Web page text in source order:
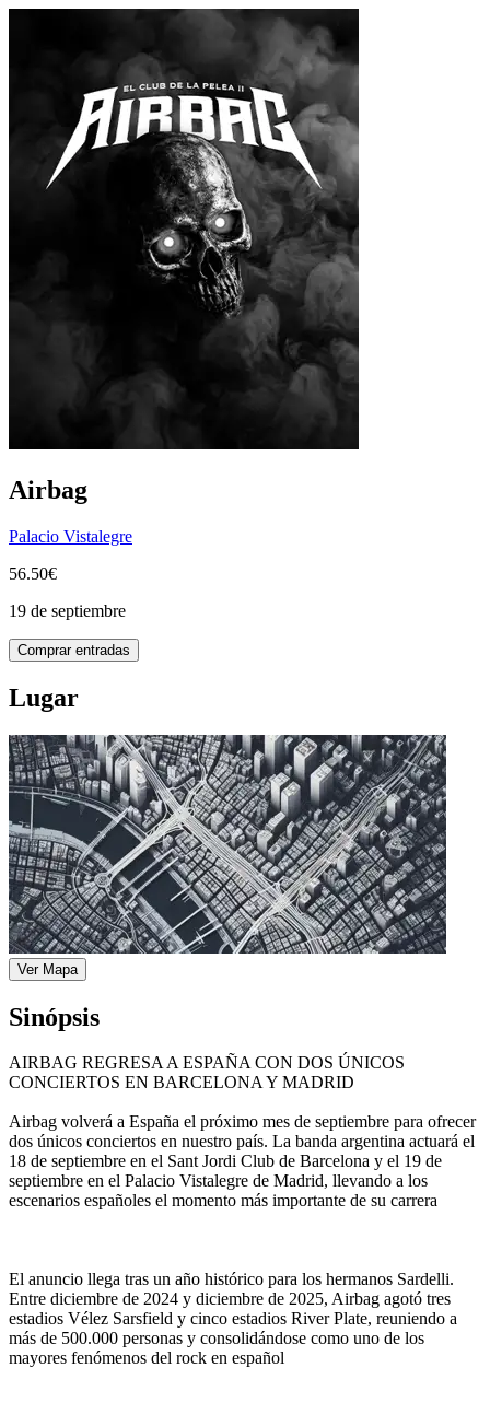
Airbag
Palacio Vistalegre
56.50€
19 de septiembre
Comprar entradas
Lugar
Ver Mapa
Sinópsis
AIRBAG REGRESA A ESPAÑA CON DOS ÚNICOS
CONCIERTOS EN BARCELONA Y MADRID
Airbag volverá a España el próximo mes de septiembre para ofrecer
dos únicos conciertos en nuestro país. La banda argentina actuará el
18 de septiembre en el Sant Jordi Club de Barcelona y el 19 de
septiembre en el Palacio Vistalegre de Madrid, llevando a los
escenarios españoles el momento más importante de su carrera
El anuncio llega tras un año histórico para los hermanos Sardelli.
Entre diciembre de 2024 y diciembre de 2025, Airbag agotó tres
estadios Vélez Sarsfield y cinco estadios River Plate, reuniendo a
más de 500.000 personas y consolidándose como uno de los
mayores fenómenos del rock en español